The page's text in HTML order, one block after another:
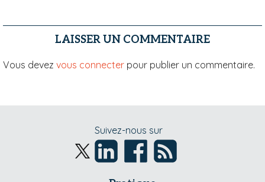
LAISSER UN COMMENTAIRE
Vous devez vous connecter pour publier un commentaire.
Suivez-nous sur